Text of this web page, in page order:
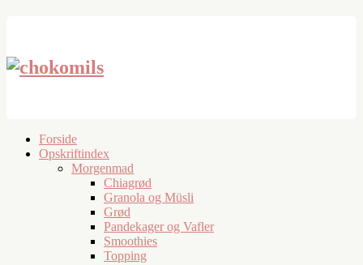
Forside
Opskriftindex
Morgenmad
Chiagrød
Granola og Müsli
Grød
Pandekager og Vafler
Smoothies
Topping